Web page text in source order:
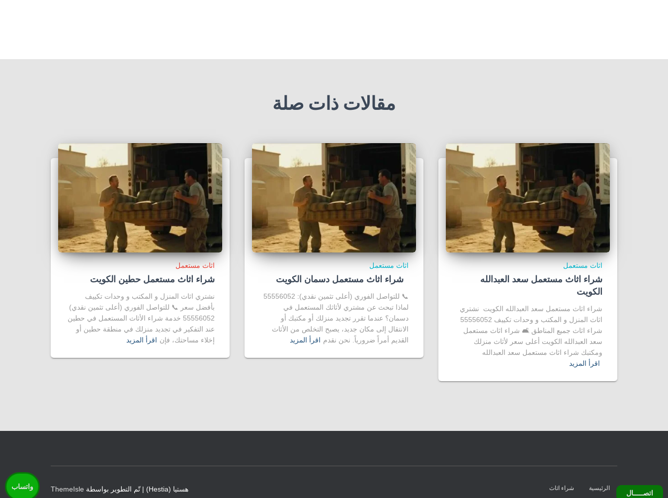
مقالات ذات صلة
اثاث مستعمل
شراء اثاث مستعمل سعد العبدالله
الكويت
شراء اثاث مستعمل سعد العبدالله الكويت نشتري
اثاث المنزل و المكتب و وحدات تكييف 55556052
شراء اثاث جميع المناطق 🛋️ شراء اثاث مستعمل
سعد العبدالله الكويت أعلى سعر لأثاث منزلك
ومكتبك شراء اثاث مستعمل سعد العبدالله
اقرأ المزيد
اثاث مستعمل
شراء اثاث مستعمل دسمان الكويت
📞 للتواصل الفوري (أعلى تثمين نقدي): 55556052
لماذا تبحث عن مشتري لأثاثك المستعمل في
دسمان؟ عندما تقرر تجديد منزلك أو مكتبك أو
الانتقال إلى مكان جديد، يصبح التخلص من الأثاث
القديم أمراً ضرورياً. نحن نقدم اقرأ المزيد
اثاث مستعمل
شراء اثاث مستعمل حطين الكويت
نشتري اثاث المنزل و المكتب و وحدات تكييف
بأفضل سعر 📞 للتواصل الفوري (أعلى تثمين نقدي)
55556052 خدمة شراء الأثاث المستعمل في حطين
عند التفكير في تجديد منزلك في منطقة حطين أو
إخلاء مساحتك، فإن اقرأ المزيد
واتساب
اتصـــــال
الرئيسية شراء اثاث هستيا (Hestia) | تّم التطوير بواسطة ThemeIsle